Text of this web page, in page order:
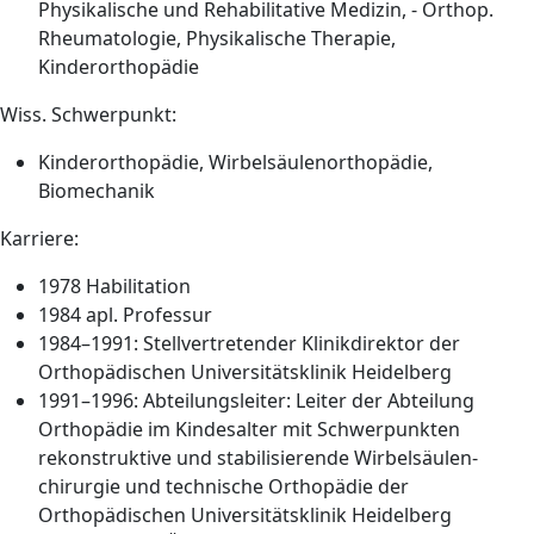
Physikalische und Rehabilitative Medizin, - Orthop.
Rheumatologie, Physikalische Therapie,
Kinderorthopädie
Wiss. Schwerpunkt:
Kinderorthopädie, Wirbelsäulenorthopädie,
Biomechanik
Karriere:
1978 Habilitation
1984 apl. Professur
1984–1991: Stellvertretender Klinikdirektor der
Orthopädischen Universitätsklinik Heidelberg
1991–1996: Abteilungsleiter: Leiter der Abteilung
Orthopädie im Kindesalter mit Schwerpunkten
rekonstruktive und stabilisierende Wirbelsäulen-
chirurgie und technische Orthopädie der
Orthopädischen Universitätsklinik Heidelberg